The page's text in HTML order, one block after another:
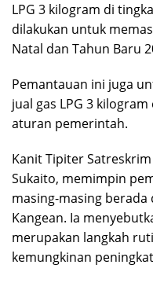
LPG 3 kilogram di
dilakukan untuk
Natal dan Tahun Baru
Pemantauan ini juga
jual gas LPG 3
aturan pemerintah.
Kanit Tipiter
Sukaito, memimpin
masing-masing berada
Kangean. Ia
merupakan langkah
kemungkinan